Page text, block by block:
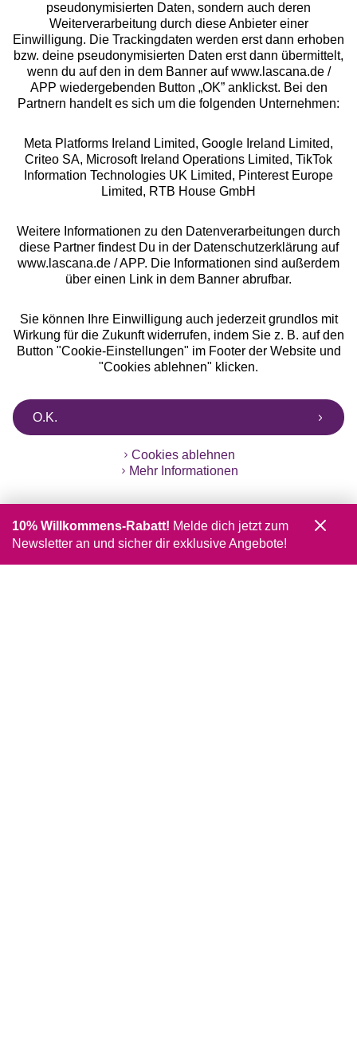
Über uns
Rechtliches
Alle Preise inkl. MwSt., zzgl.
Versandkosten
** Bonität vorausgesetzt, berechtigt zur Bonitätsprüfung
pseudonymisierten Daten, sondern auch deren
Weiterverarbeitung durch diese Anbieter einer
Einwilligung. Die Trackingdaten werden erst dann erhoben
bzw. deine pseudonymisierten Daten erst dann übermittelt,
wenn du auf den in dem Banner auf www.lascana.de /
APP wiedergebenden Button „OK” anklickst. Bei den
Partnern handelt es sich um die folgenden Unternehmen:
Meta Platforms Ireland Limited, Google Ireland Limited,
Criteo SA, Microsoft Ireland Operations Limited, TikTok
Information Technologies UK Limited, Pinterest Europe
Limited, RTB House GmbH
Weitere Informationen zu den Datenverarbeitungen durch
diese Partner findest Du in der Datenschutzerklärung auf
www.lascana.de / APP. Die Informationen sind außerdem
über einen Link in dem Banner abrufbar.
Sie können Ihre Einwilligung auch jederzeit grundlos mit
Wirkung für die Zukunft widerrufen, indem Sie z. B. auf den
Button "Cookie-Einstellungen" im Footer der Website und
"Cookies ablehnen" klicken.
O.K.
Cookies ablehnen
Mehr Informationen
10% Willkommens-Rabatt! Melde dich jetzt zum
Newsletter an und sicher dir exklusive Angebote!